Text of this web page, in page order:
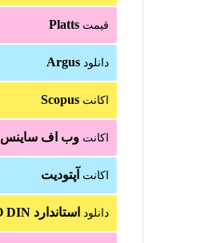
قیمتPlatts
دانلودArgus
اکانتScopus
اکانتوب اف ساینس
اکانت آپتودیت
دانلود استاندارد ISO DIN